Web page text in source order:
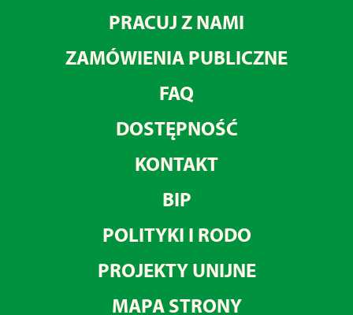
PRACUJ Z NAMI
ZAMÓWIENIA PUBLICZNE
FAQ
DOSTĘPNOŚĆ
KONTAKT
BIP
POLITYKI I RODO
PROJEKTY UNIJNE
MAPA STRONY